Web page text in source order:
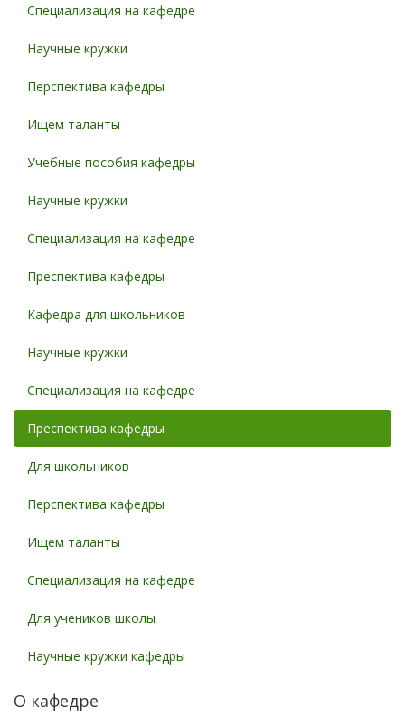
Специализация на кафедре
Научные кружки
Перспектива кафедры
Ищем таланты
Учебные пособия кафедры
Научные кружки
Специализация на кафедре
Преспектива кафедры
Кафедра для школьников
Научные кружки
Специализация на кафедре
Преспектива кафедры
Для школьников
Перспектива кафедры
Ищем таланты
Специализация на кафедре
Для учеников школы
Научные кружки кафедры
О кафедре